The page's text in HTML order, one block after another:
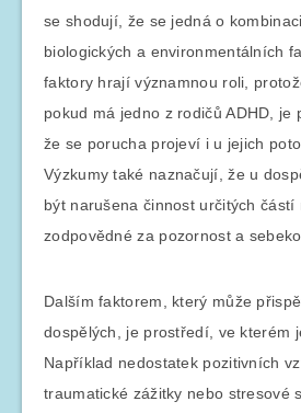
se shodují, že se jedná o
biologických a environmentálních
faktory hrají významnou roli,
pokud má jedno z rodičů ADHD, je
že se porucha projeví i u jejich
Výzkumy také naznačují, že u
být narušena činnost určitých částí
zodpovědné za pozornost a
Dalším faktorem, který může
dospělých, je prostředí, ve kterém
Například nedostatek pozitivních
traumatické zážitky nebo stresové